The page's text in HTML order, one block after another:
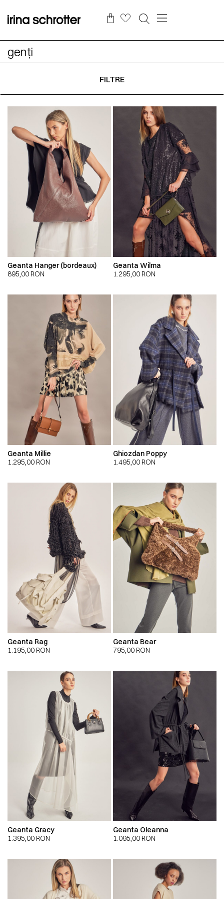
genți
FILTRE
Geanta Hanger (bordeaux)
895,00 RON
Geanta Wilma
1.295,00 RON
Geanta Millie
1.295,00 RON
Ghiozdan Poppy
1.495,00 RON
Geanta Rag
1.195,00 RON
Geanta Bear
795,00 RON
Geanta Gracy
1.395,00 RON
Geanta Oleanna
1.095,00 RON